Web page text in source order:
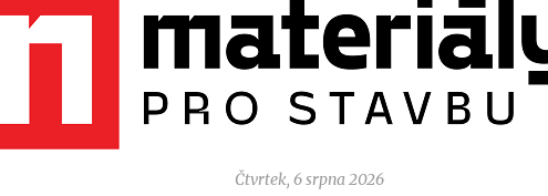
Čtvrtek, 6 srpna 2026